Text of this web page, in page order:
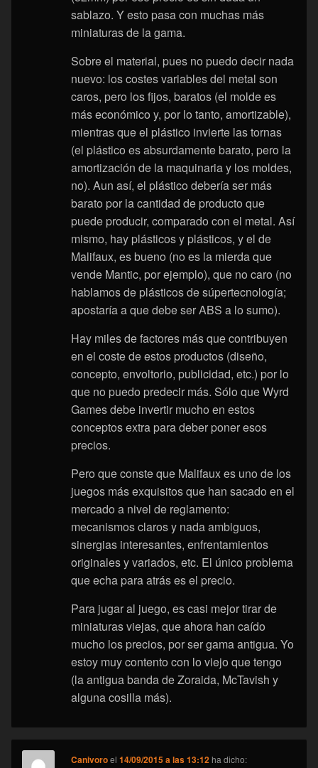
sablazo. Y esto pasa con muchas más
miniaturas de la gama.
Sobre el material, pues no puedo decir nada
nuevo: los costes variables del metal son
caros, pero los fijos, baratos (el molde es
más económico y, por lo tanto, amortizable),
mientras que el plástico invierte las tornas
(el plástico es absurdamente barato, pero la
amortización de la maquinaria y los moldes,
no). Aun así, el plástico debería ser más
barato por la cantidad de producto que
puede producir, comparado con el metal. Así
mismo, hay plásticos y plásticos, y el de
Malifaux, es bueno (no es la mierda que
vende Mantic, por ejemplo), que no caro (no
hablamos de plásticos de súpertecnología;
apostaría a que debe ser ABS a lo sumo).
Hay miles de factores más que contribuyen
en el coste de estos productos (diseño,
concepto, envoltorio, publicidad, etc.) por lo
que no puedo predecir más. Sólo que Wyrd
Games debe invertir mucho en estos
conceptos extra para deber poner esos
precios.
Pero que conste que Malifaux es uno de los
juegos más exquisitos que han sacado en el
mercado a nivel de reglamento:
mecanismos claros y nada ambiguos,
sinergias interesantes, enfrentamientos
originales y variados, etc. El único problema
que echa para atrás es el precio.
Para jugar al juego, es casi mejor tirar de
miniaturas viejas, que ahora han caído
mucho los precios, por ser gama antigua. Yo
estoy muy contento con lo viejo que tengo
(la antigua banda de Zoraida, McTavish y
alguna cosilla más).
Canivoroel14/09/2015 a las 13:12 ha dicho: